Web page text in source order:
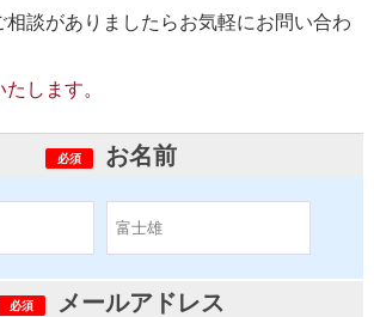
相談がありましたらお気軽にお問い合わ
します。
必須 お名前
必須 メールアドレス